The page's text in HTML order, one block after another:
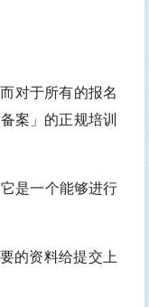
对于所有的报名
案」的正规培训
是一个能够进行
的资料给提交上